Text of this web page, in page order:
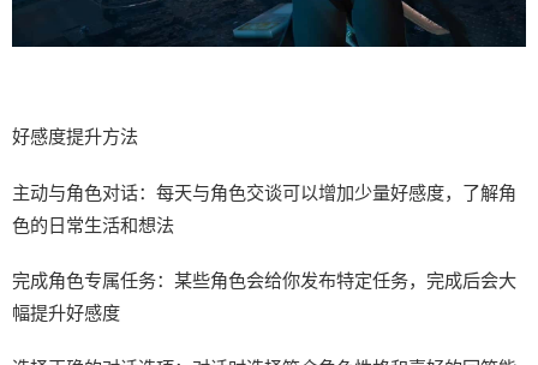
好感度提升方法
主动与角色对话：每天与角色交谈可以增加少量好感度，了解角
色的日常生活和想法
完成角色专属任务：某些角色会给你发布特定任务，完成后会大
幅提升好感度